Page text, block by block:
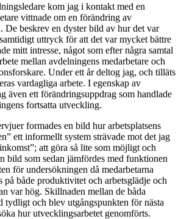
kom jag i kontakt med en
vittnade om en förändring av
De beskrev en dyster bild av hur det var
uttryck för att det var mycket bättre
mitt intresse, något som efter några samtal
mellan avdelningens medarbetare och
Under ett år deltog jag, och tilläts
vardagliga arbete. I egenskap av
även ett förändringsuppdrag som handlade
fortsatta utveckling.
formades en bild hur arbetsplatsens
ett informellt system strävade mot det jag
att göra så lite som möjligt och
bild som sedan jämfördes med funktionen
för undersökningen då medarbetarna
på både produktivitet och arbetsglädje och
var hög. Skillnaden mellan de båda
tydligt och blev utgångspunkten för nästa
hur utvecklingsarbetet genomförts.